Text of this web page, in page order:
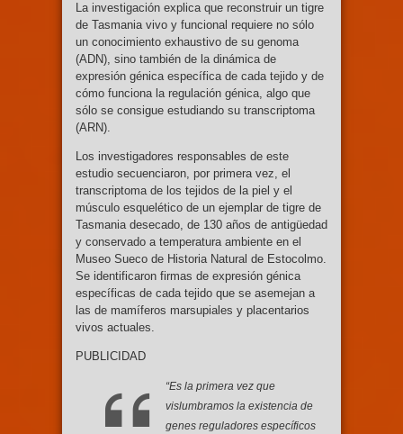
La investigación explica que reconstruir un tigre
de Tasmania vivo y funcional requiere no sólo
un conocimiento exhaustivo de su genoma
(ADN), sino también de la dinámica de
expresión génica específica de cada tejido y de
cómo funciona la regulación génica, algo que
sólo se consigue estudiando su transcriptoma
(ARN).
Los investigadores responsables de este
estudio secuenciaron, por primera vez, el
transcriptoma de los tejidos de la piel y el
músculo esquelético de un ejemplar de tigre de
Tasmania desecado, de 130 años de antigüedad
y conservado a temperatura ambiente en el
Museo Sueco de Historia Natural de Estocolmo.
Se identificaron firmas de expresión génica
específicas de cada tejido que se asemejan a
las de mamíferos marsupiales y placentarios
vivos actuales.
PUBLICIDAD
“Es la primera vez que
vislumbramos la existencia de
genes reguladores específicos